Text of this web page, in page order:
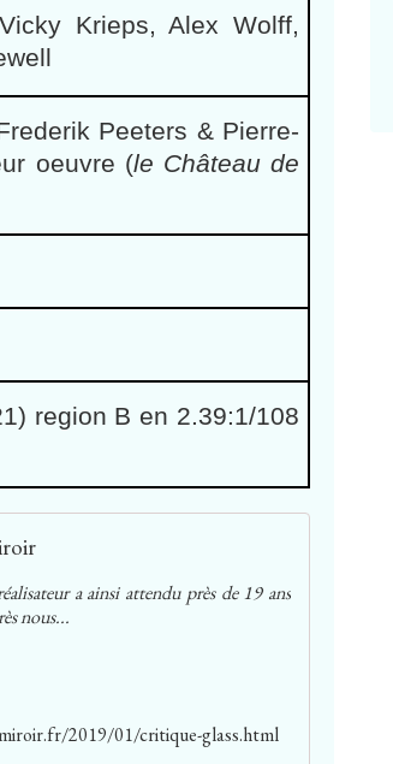
Krieps, Alex Wolff,
Peeters & Pierre-
oeuvre (le Château de
region B en 2.39:1/108
a ainsi attendu près de 19 ans
nous...
2019/01/critique-glass.html